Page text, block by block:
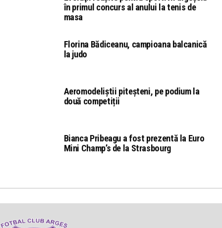
în primul concurs al anului la tenis de
masa
Florina Bădiceanu, campioana balcanică
la judo
Aeromodeliștii piteșteni, pe podium la
două competiții
Bianca Pribeagu a fost prezentă la Euro
Mini Champ’s de la Strasbourg